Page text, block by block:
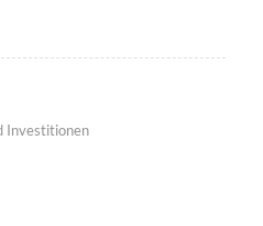
Investitionen